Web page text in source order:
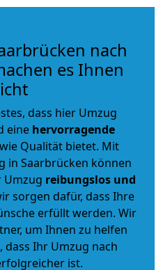
nach
es Ihnen
dass hier Umzug
eine hervorragende
Qualität bietet. Mit
in Saarbrücken können
Umzug reibungslos und
sorgen dafür, dass Ihre
erfüllt werden. Wir
um Ihnen zu helfen
dass Ihr Umzug nach
ist.